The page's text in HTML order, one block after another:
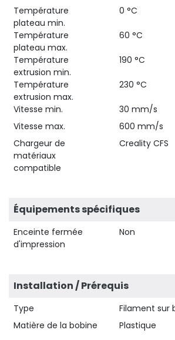
Température
plateau min.
0 °C
Température
plateau max.
60 °C
Température
extrusion min.
190 °C
Température
extrusion max.
230 °C
Vitesse min.
30 mm/s
Vitesse max.
600 mm/s
Chargeur de
matériaux
compatible
Creality CFS
Équipements spécifiques
Enceinte fermée
d'impression
Non
Installation / Prérequis
Type
Filament sur
Matière de la bobine
Plastique